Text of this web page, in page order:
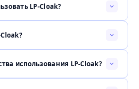
LP-Cloak?
использования LP-Cloak?